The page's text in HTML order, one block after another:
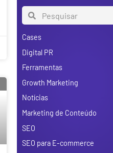
Cases
Digital PR
Ferramentas
Growth Marketing
Notícias
Marketing de Conteúdo
SEO
SEO para E-commerce